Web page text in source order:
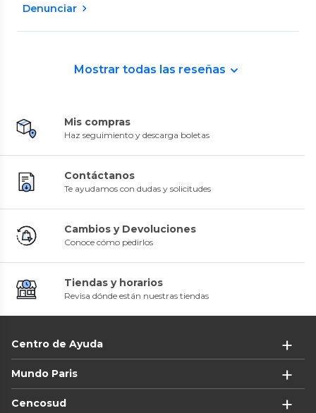
Denunciar
Mostrar todas las reseñas
Mis compras
Haz seguimiento y descarga boletas
Contáctanos
Te ayudamos con dudas y solicitudes
Cambios y Devoluciones
Conoce cómo pedirlos
Tiendas y horarios
Revisa dónde están nuestras tiendas
Centro de Ayuda
Mundo Paris
Cencosud